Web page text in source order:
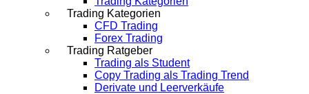
Trading Kategorien
CFD Trading
Forex Trading
Trading Ratgeber
Trading als Student
Copy Trading als Trading Trend
Derivate und Leerverkäufe